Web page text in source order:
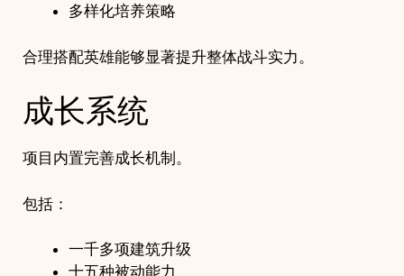
多样化培养策略
合理搭配英雄能够显著提升整体战斗实力。
成长系统
项目内置完善成长机制。
包括：
一千多项建筑升级
十五种被动能力